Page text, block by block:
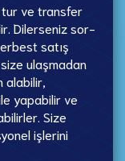
ve transfer
Dilerseniz sor-
satış
ulaşmadan
alabilir,
yapabilir ve
Size
işlerini